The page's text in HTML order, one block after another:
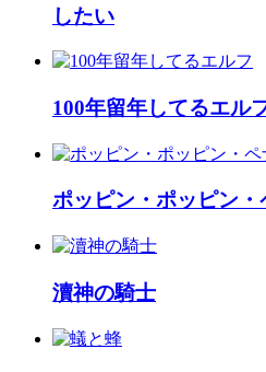
したい
100年留年してるエル
ポッピン・ポッピン・
瀆神の騎士